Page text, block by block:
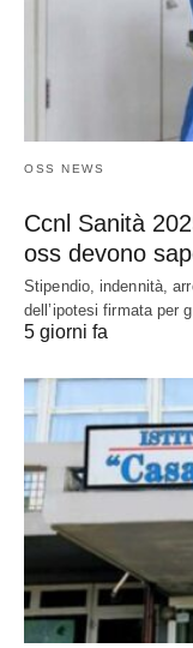
OSS NEWS
Ccnl Sanità
oss devono
Stipendio, indennità,
dell’ipotesi firmata per
5 giorni fa